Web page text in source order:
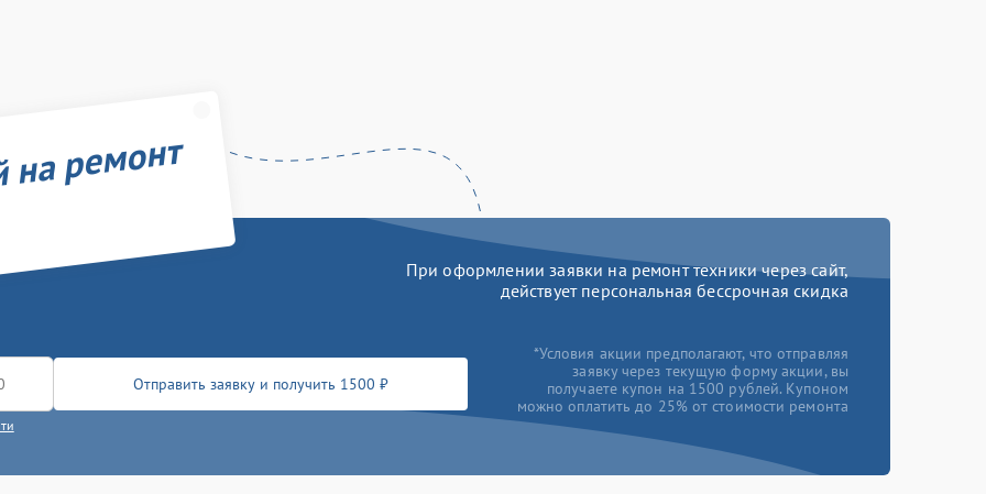
ремонт
При оформлении заявки на ремонт техники через сайт,
действует персональная бессрочная скидка
Отправить заявку и получить 1500 ₽
*Условия акции предполагают, что отправляя
заявку через текущую форму акции, вы
получаете купон на 1500 рублей. Купоном
можно оплатить до 25% от стоимости ремонта